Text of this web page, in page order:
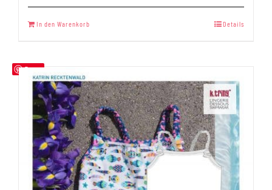
Bewertet
5.00
In den Warenkorb Details
Save